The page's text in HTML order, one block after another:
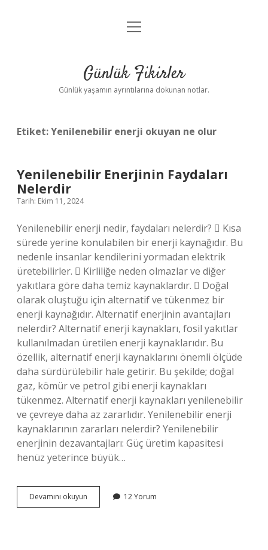
Anasayfa
Yasal Uyarı
menüyü
Günlük Fikirler
Günlük yaşamın ayrıntılarına dokunan notlar.
Etiket:Yenilenebilir enerji okuyan ne olur
Yenilenebilir Enerjinin Faydaları
Nelerdir
Tarih: Ekim 11, 2024
Yenilenebilir enerji nedir, faydaları nelerdir?  Kısa
sürede yerine konulabilen bir enerji kaynağıdır. Bu
nedenle insanlar kendilerini yormadan elektrik
üretebilirler.  Kirliliğe neden olmazlar ve diğer
yakıtlara göre daha temiz kaynaklardır.  Doğal
olarak oluştuğu için alternatif ve tükenmez bir
enerji kaynağıdır. Alternatif enerjinin avantajları
nelerdir? Alternatif enerji kaynakları, fosil yakıtlar
kullanılmadan üretilen enerji kaynaklarıdır. Bu
özellik, alternatif enerji kaynaklarını önemli ölçüde
daha sürdürülebilir hale getirir. Bu şekilde; doğal
gaz, kömür ve petrol gibi enerji kaynakları
tükenmez. Alternatif enerji kaynakları yenilenebilir
ve çevreye daha az zararlıdır. Yenilenebilir enerji
kaynaklarının zararları nelerdir? Yenilenebilir
enerjinin dezavantajları: Güç üretim kapasitesi
henüz yeterince büyük…
Devamını okuyun Yenilenebilir
Enerjinin
12 Yorum